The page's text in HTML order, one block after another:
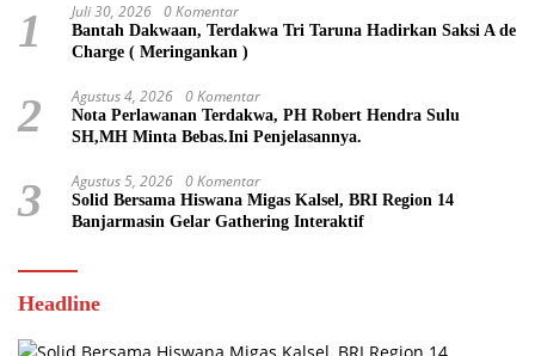
1 Juli 30, 2026 0 Komentar
Bantah Dakwaan, Terdakwa Tri Taruna Hadirkan Saksi A de
Charge ( Meringankan )
2 Agustus 4, 2026 0 Komentar
Nota Perlawanan Terdakwa, PH Robert Hendra Sulu
SH,MH Minta Bebas.Ini Penjelasannya.
3 Agustus 5, 2026 0 Komentar
Solid Bersama Hiswana Migas Kalsel, BRI Region 14
Banjarmasin Gelar Gathering Interaktif
Headline